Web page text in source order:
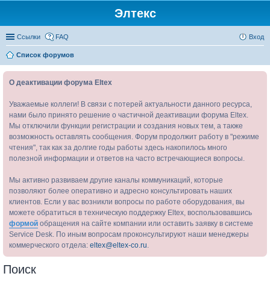
Элтекс
Ссылки FAQ Вход
Список форумов
О деактивации форума Eltex
Уважаемые коллеги! В связи с потерей актуальности данного ресурса,
нами было принято решение о частичной деактивации форума Eltex.
Мы отключили функции регистрации и создания новых тем, а также
возможность оставлять сообщения. Форум продолжит работу в "режиме
чтения", так как за долгие годы работы здесь накопилось много
полезной информации и ответов на часто встречающиеся вопросы.
Мы активно развиваем другие каналы коммуникаций, которые
позволяют более оперативно и адресно консультировать наших
клиентов. Если у вас возникли вопросы по работе оборудования, вы
можете обратиться в техническую поддержку Eltex, воспользовавшись
формой обращения на сайте компании или оставить заявку в системе
Service Desk. По иным вопросам проконсультируют наши менеджеры
коммерческого отдела: eltex@eltex-co.ru.
Поиск